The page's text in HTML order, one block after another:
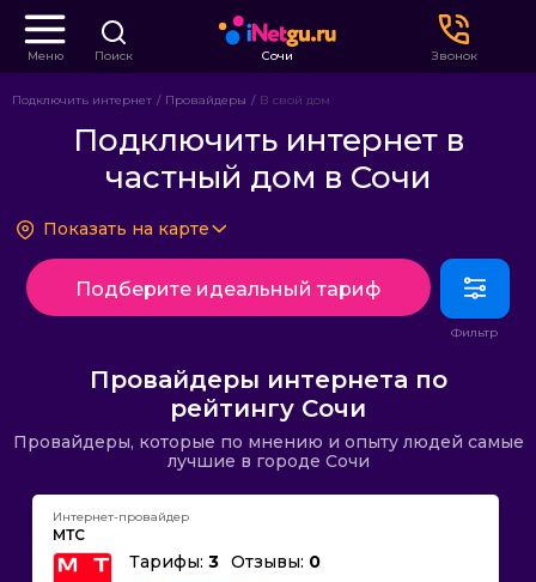
Меню Поиск Сочи Звонок
Подключить интернет Провайдеры В свой дом
Подключить интернет в
частный дом в Сочи
Показать на карте
Подберите идеальный тариф
Провайдеры интернета по
рейтингу Сочи
Провайдеры, которые по мнению и опыту людей самые
лучшие в городе Сочи
Интернет-провайдер
МТС
Тарифы: 3 Отзывы: 0